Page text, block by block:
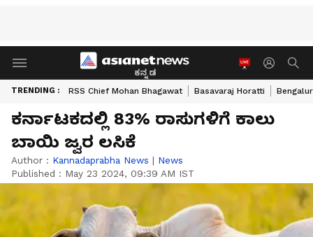
ಕನ್ನಡ
TRENDING : RSS Chief Mohan Bhagawat Basavaraj Horatti
ಕರ್ನಾಟಕದಲ್ಲಿ 83% ರಾಸುಗಳಿಗೆ ಕಾಲು
ಬಾಯಿ ಜ್ವರ ಲಸಿಕೆ
Author : Kannadaprabha News | News
Published : May 23 2024, 09:39 AM IST